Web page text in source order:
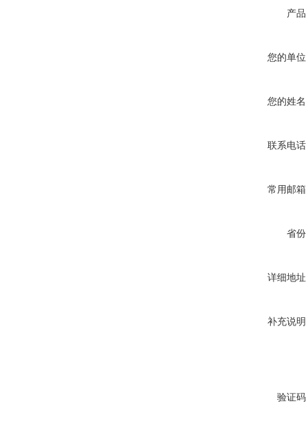
产品
您的单位
您的姓名
联系电话
常用邮箱
省份
详细地址
补充说明
验证码